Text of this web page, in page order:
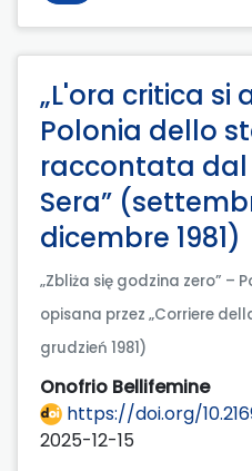
„L'ora critica si
Polonia dello
raccontata dal
Sera”
dicembre 1981)
„Zbliża się godzina zero” –
opisana przez „Corriere
grudzień 1981)
Onofrio Bellifemine
https://doi.org/
2025-12-15